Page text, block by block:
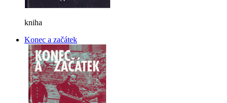
kniha
Konec a začátek